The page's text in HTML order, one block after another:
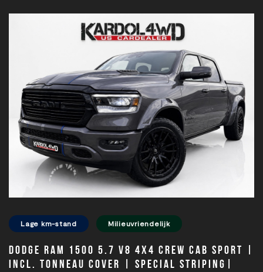
Lage km-stand Milieuvriendelijk
Dodge Ram 1500 5.7 V8 4x4 Crew Cab Sport |
Incl. Tonneau cover | Special striping|